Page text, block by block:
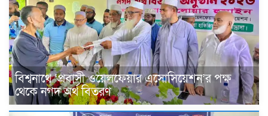
বিশ্বনাথে ‘প্রবাসী ওয়েলফেয়ার এসোসিয়েশন’র পক্ষ
থেকে নগদ অর্থ বিতরণ